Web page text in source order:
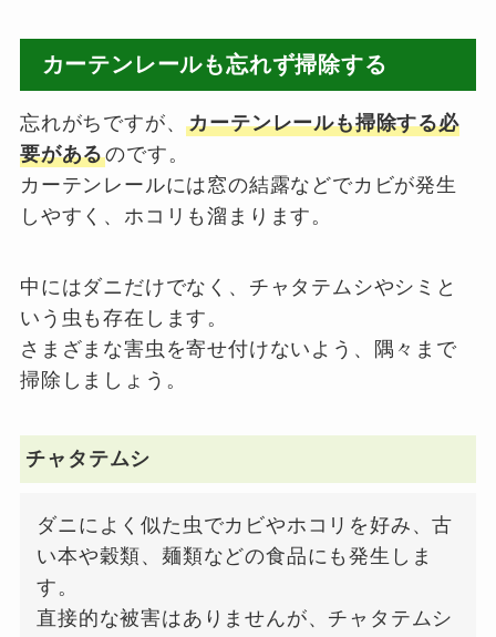
カーテンレールも忘れず掃除する
忘れがちですが、カーテンレールも掃除する必
要があるのです。
カーテンレールには窓の結露などでカビが発生
しやすく、ホコリも溜まります。
中にはダニだけでなく、チャタテムシやシミと
いう虫も存在します。
さまざまな害虫を寄せ付けないよう、隅々まで
掃除しましょう。
チャタテムシ
ダニによく似た虫でカビやホコリを好み、古
い本や穀類、麺類などの食品にも発生しま
す。
直接的な被害はありませんが、チャタテムシ